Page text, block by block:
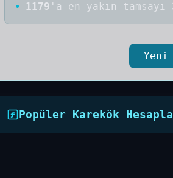
•
1179 'a en yakın tamsayı
Yeni
Popüler Karekök